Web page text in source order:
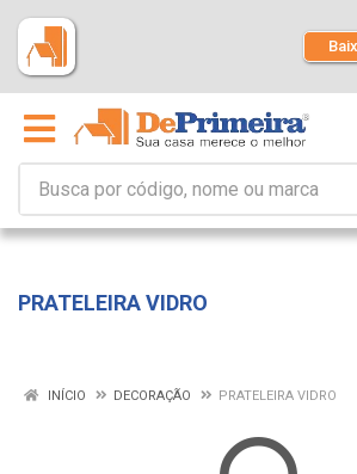
PRATELEIRA VIDRO
INÍCIO DECORAÇÃO PRATELEIRA VIDRO